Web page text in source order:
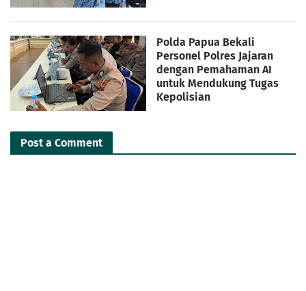
Polda Papua Bekali
Personel Polres Jajaran
dengan Pemahaman AI
untuk Mendukung Tugas
Kepolisian
Post a Comment